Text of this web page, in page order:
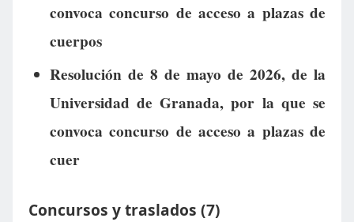
convoca concurso de acceso a plazas de
cuerpos
Resolución de 8 de mayo de 2026, de la
Universidad de Granada, por la que se
convoca concurso de acceso a plazas de
cuer
Concursos y traslados (7)